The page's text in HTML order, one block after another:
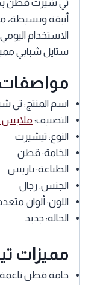
تي شيرت قطن
أنيقة
الاستخدام
ستايل شبابي
اسم المنتج: تي
التصنيف: ملابس
النوع: تيشيرت
الخامة: قطن
الطباعة: باريس
الجنس: رجال
اللون: ألوان
الحالة: جديد
مميزات
خامة قطن